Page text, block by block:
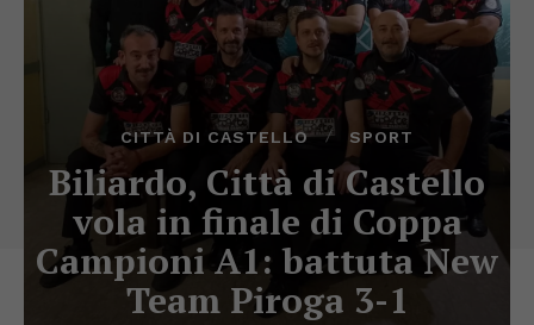
CITTÀ DI CASTELLO SPORT
Biliardo, Città di Castello
vola in finale di Coppa
Campioni A1: battuta New
Team Piroga 3-1